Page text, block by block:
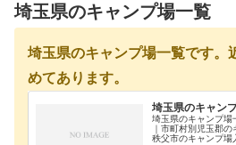
埼玉県のキャンプ場一覧
埼玉県のキャンプ場一覧です。
めてあります。
埼玉県のキャン
埼玉県のキャンプ場
｜市町村別児玉郡
秩父市のキャンプ場